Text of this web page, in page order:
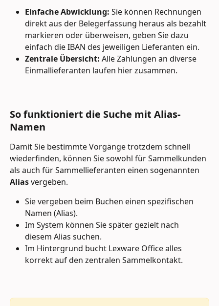
Einfache Abwicklung: Sie können Rechnungen
direkt aus der Belegerfassung heraus als bezahlt
markieren oder überweisen, geben Sie dazu
einfach die IBAN des jeweiligen Lieferanten ein.
Zentrale Übersicht: Alle Zahlungen an diverse
Einmallieferanten laufen hier zusammen.
So funktioniert die Suche mit Alias-
Namen
Damit Sie bestimmte Vorgänge trotzdem schnell
wiederfinden, können Sie sowohl für Sammelkunden
als auch für Sammellieferanten einen sogenannten
Alias vergeben.
Sie vergeben beim Buchen einen spezifischen
Namen (Alias).
Im System können Sie später gezielt nach
diesem Alias suchen.
Im Hintergrund bucht Lexware Office alles
korrekt auf den zentralen Sammelkontakt.